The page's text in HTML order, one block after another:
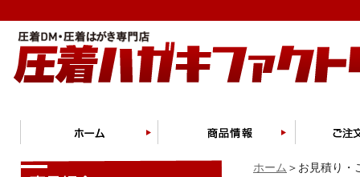
ホーム ＞お見積り・